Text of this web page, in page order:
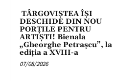
TÂRGOVIȘTEA ÎȘI
DESCHIDE DIN NOU
PORȚILE PENTRU
ARTIȘTI! Bienala
„Gheorghe Petrașcu”, la
ediția a XVIII-a
07/08/2026